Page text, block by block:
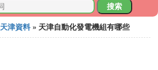
搜索
天津資料 » 天津自動化發電機組有哪些